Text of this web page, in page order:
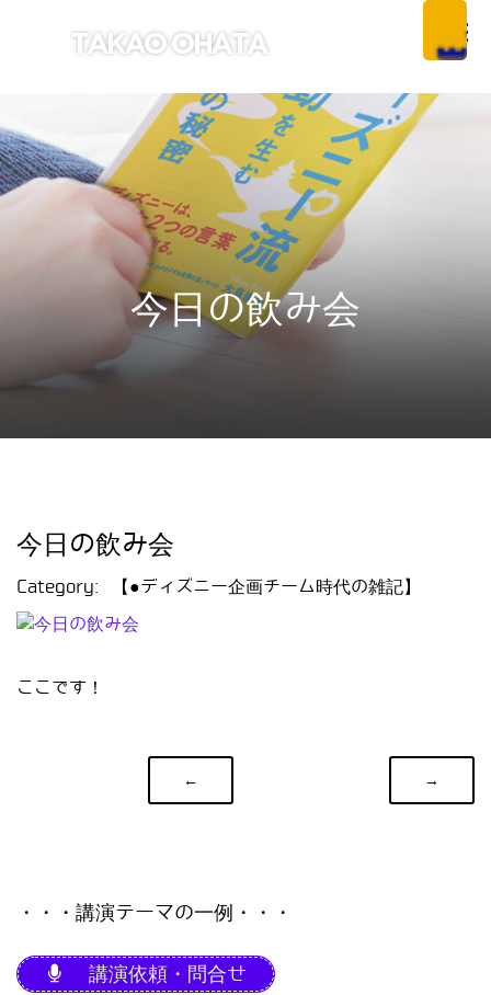
今日の飲み会
今日の飲み会
Category: 【●ディズニー企画チーム時代の雑記】
ここです！
← →
・・・講演テーマの一例・・・
講演依頼・問合せ